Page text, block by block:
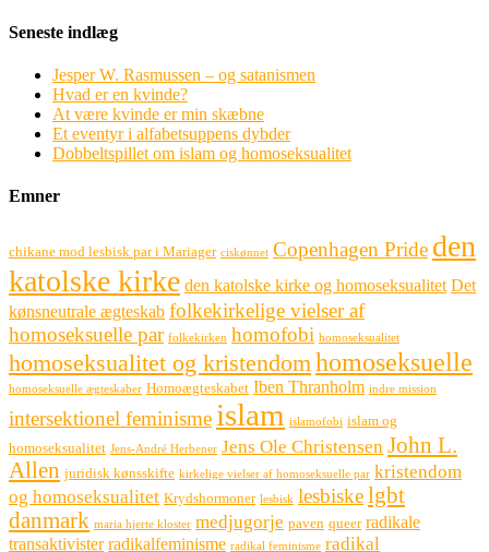
Seneste indlæg
Jesper W. Rasmussen – og satanismen
Hvad er en kvinde?
At være kvinde er min skæbne
Et eventyr i alfabetsuppens dybder
Dobbeltspillet om islam og homoseksualitet
Emner
chikane mod lesbisk par i Mariager ciskønnet Copenhagen Pride den
katolske kirke den katolske kirke og homoseksualitet Det
kønsneutrale ægteskab folkekirkelige vielser af
homoseksuelle par folkekirken homofobi homoseksualitet
homoseksualitet og kristendomhomoseksuelle
homoseksuelle ægteskaber Homoægteskabet Iben Thranholm indre mission
intersektionel feminisme islam islamofobi islam og
homoseksualitet Jens-André Herbener Jens Ole Christensen John L.
Allen juridisk kønsskifte kirkelige vielser af homoseksuelle par kristendom
og homoseksualitet Krydshormoner lesbisk lesbiskelgbt
danmark maria hjerte kloster medjugorje paven queer radikale
transaktivister radikalfeminisme radikal feminisme radikal